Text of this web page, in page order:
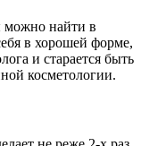
можно найти в
в хорошей форме,
и старается быть
косметологии.